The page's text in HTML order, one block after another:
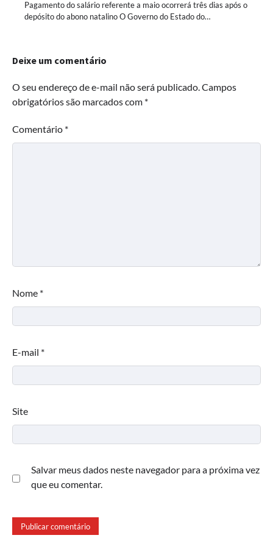
Pagamento do salário referente a maio ocorrerá três dias após o
depósito do abono natalino O Governo do Estado do…
Deixe um comentário
O seu endereço de e-mail não será publicado.Campos
obrigatórios são marcados com *
Comentário *
Nome *
E-mail *
Site
Salvar meus dados neste navegador para a próxima vez
que eu comentar.